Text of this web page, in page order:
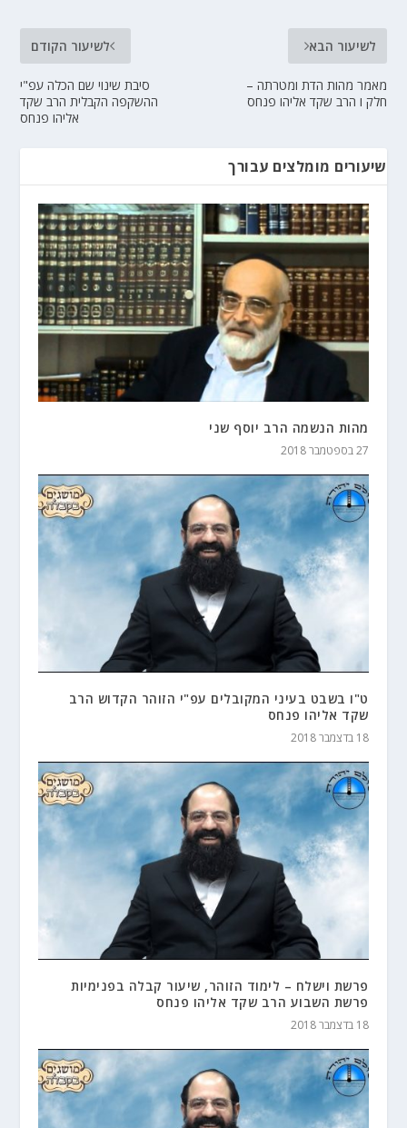
לשיעור הקודם
סיבת שינוי שם הכלה עפ"י
ההשקפה הקבלית הרב שקד
אליהו פנחס
לשיעור הבא
מאמר מהות הדת ומטרתה –
חלק ו הרב שקד אליהו פנחס
שיעורים מומלצים עבורך
מהות הנשמה הרב יוסף שני
27 בספטמבר 2018
ט"ו בשבט בעיני המקובלים עפ"י הזוהר הקדוש הרב
שקד אליהו פנחס
18 בדצמבר 2018
פרשת וישלח – לימוד הזוהר, שיעור קבלה בפנימיות
פרשת השבוע הרב שקד אליהו פנחס
18 בדצמבר 2018